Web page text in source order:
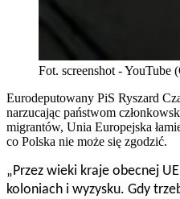
Fot. screenshot - YouTube
Eurodeputowany PiS Ryszard
narzucając państwom
migrantów, Unia Europejska
co Polska nie może się zgodzić.
„Przez wieki kraje obecnej
koloniach i wyzysku. Gdy